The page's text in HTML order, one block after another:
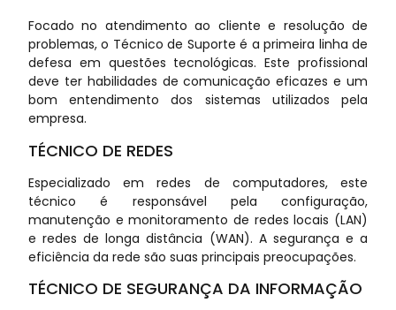
Focado no atendimento ao cliente e resolução de
problemas, o Técnico de Suporte é a primeira linha de
defesa em questões tecnológicas. Este profissional
deve ter habilidades de comunicação eficazes e um
bom entendimento dos sistemas utilizados pela
empresa.
TÉCNICO DE REDES
Especializado em redes de computadores, este
técnico é responsável pela configuração,
manutenção e monitoramento de redes locais (LAN)
e redes de longa distância (WAN). A segurança e a
eficiência da rede são suas principais preocupações.
TÉCNICO DE SEGURANÇA DA INFORMAÇÃO